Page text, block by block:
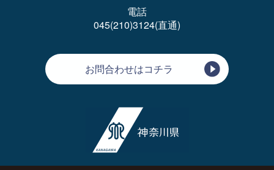
電話
045(210)3124(直通)
お問合わせはコチラ